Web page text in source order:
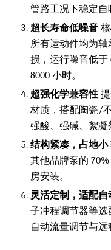
管路工况下稳定自
超长寿命低噪音
所有运动件均为
损，运行噪音低于
8000 小时。
超强化学兼容性
材质，搭配陶瓷/
强酸、强碱、絮凝
结构紧凑，占地小
其他品牌泵的
房安装。
灵活定制，适配自
子冲程调节器等选
自动流量调节与远